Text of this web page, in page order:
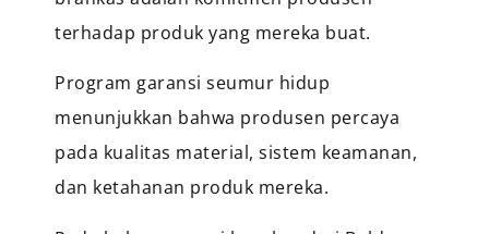
terhadap produk yang mereka buat.
Program garansi seumur hidup
menunjukkan bahwa produsen percaya
pada kualitas material, sistem keamanan,
dan ketahanan produk mereka.